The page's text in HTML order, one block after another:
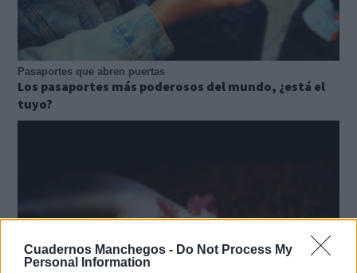
Cuadernos Manchegos - Do Not Process My
Personal Information
Pasaportes que abren puertas
Los pasaportes más poderosos del mundo, ¿está el
tuyo?